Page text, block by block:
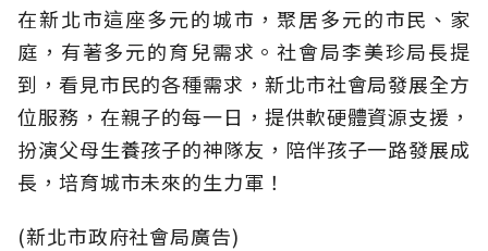
在新北市這座多元的城市，聚居多元的市民、家
庭，有著多元的育兒需求。社會局李美珍局長提
到，看見市民的各種需求，新北市社會局發展全方
位服務，在親子的每一日，提供軟硬體資源支援，
扮演父母生養孩子的神隊友，陪伴孩子一路發展成
長，培育城市未來的生力軍！
(新北市政府社會局廣告)